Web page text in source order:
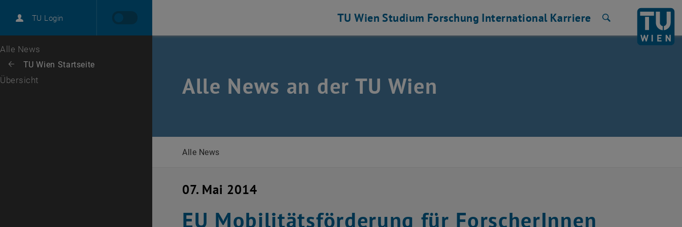
TU Login
Karriere
Zur 1. Menü Ebene
Alle News
Zurück: Subseiten von TU Wien Startseite auflisten
Zurück zur letzten Ebene:
TU Wien Startseite
Übersicht
TU Wien Studium Forschung International Karriere
Alle News an der TU Wien
Alle News
07. Mai 2014
EU Mobilitätsförderung für ForscherInnen